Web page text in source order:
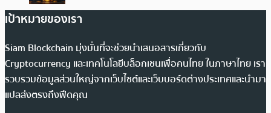
เป้าหมายของเรา
Siam Blockchain มุ่งมั่นที่จะช่วยนำเสนอสารเกี่ยวกับ
Cryptocurrency และเทคโนโลยีบล็อกเชนเพื่อคนไทย ในภาษาไทย เรา
รวบรวมข้อมูลส่วนใหญ่จากเว็บไซต์และเว็บบอร์ดต่างประเทศและนำมา
แปลส่งตรงถึงฟีดคุณ